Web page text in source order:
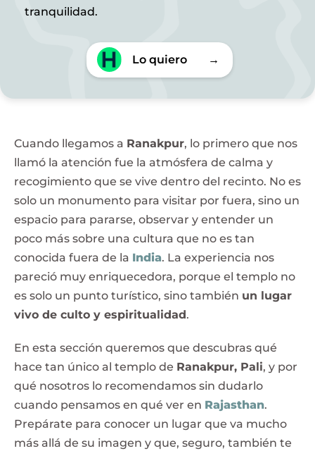
tranquilidad.
Lo quiero →
Cuando llegamos a Ranakpur, lo primero que nos
llamó la atención fue la atmósfera de calma y
recogimiento que se vive dentro del recinto. No es
solo un monumento para visitar por fuera, sino un
espacio para pararse, observar y entender un
poco más sobre una cultura que no es tan
conocida fuera de la India. La experiencia nos
pareció muy enriquecedora, porque el templo no
es solo un punto turístico, sino también un lugar
vivo de culto y espiritualidad.
En esta sección queremos que descubras qué
hace tan único al templo de Ranakpur, Pali, y por
qué nosotros lo recomendamos sin dudarlo
cuando pensamos en qué ver en Rajasthan.
Prepárate para conocer un lugar que va mucho
más allá de su imagen y que, seguro, también te